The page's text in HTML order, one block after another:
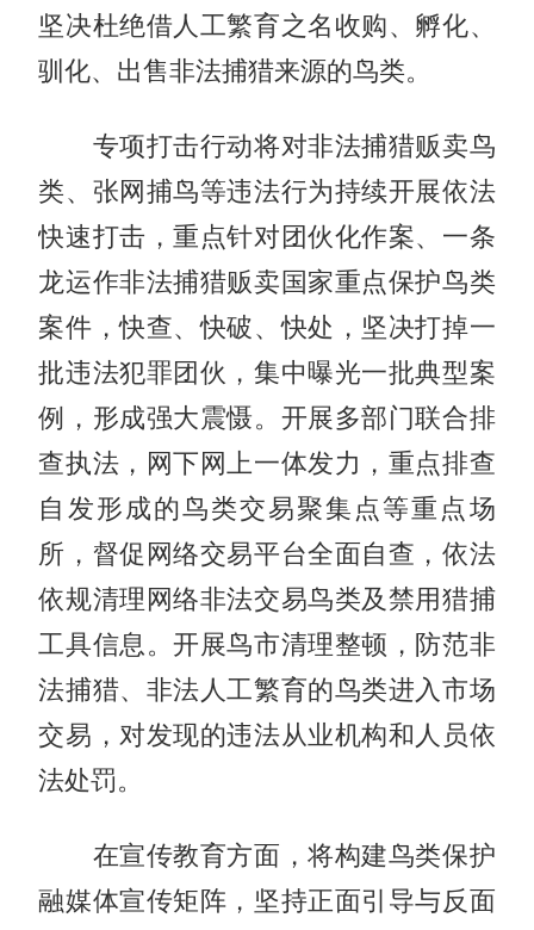
坚决杜绝借人工繁育之名收购、孵化、
驯化、出售非法捕猎来源的鸟类。
专项打击行动将对非法捕猎贩卖鸟
类、张网捕鸟等违法行为持续开展依法
快速打击，重点针对团伙化作案、一条
龙运作非法捕猎贩卖国家重点保护鸟类
案件，快查、快破、快处，坚决打掉一
批违法犯罪团伙，集中曝光一批典型案
例，形成强大震慑。开展多部门联合排
查执法，网下网上一体发力，重点排查
自发形成的鸟类交易聚集点等重点场
所，督促网络交易平台全面自查，依法
依规清理网络非法交易鸟类及禁用猎捕
工具信息。开展鸟市清理整顿，防范非
法捕猎、非法人工繁育的鸟类进入市场
交易，对发现的违法从业机构和人员依
法处罚。
在宣传教育方面，将构建鸟类保护
融媒体宣传矩阵，坚持正面引导与反面